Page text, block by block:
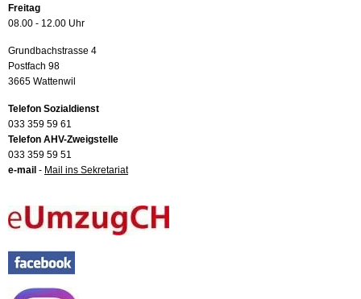
Freitag
08.00 - 12.00 Uhr
Grundbachstrasse 4
Postfach 98
3665 Wattenwil
Telefon Sozialdienst
033 359 59 61
Telefon AHV-Zweigstelle
033 359 59 51
e-mail - Mail ins Sekretariat